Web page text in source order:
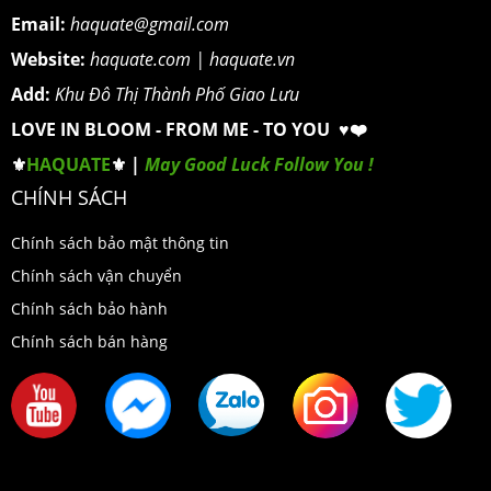
Email: haquate@gmail.com
Website: haquate.com | haquate.vn
Add: Khu Đô Thị Thành Phố Giao Lưu
LOVE IN BLOOM - FROM ME - TO YOU ♥️❤️
⚜️HAQUATE⚜️ | May Good Luck Follow You !
CHÍNH SÁCH
Chính sách bảo mật thông tin
Chính sách vận chuyển
Chính sách bảo hành
Chính sách bán hàng